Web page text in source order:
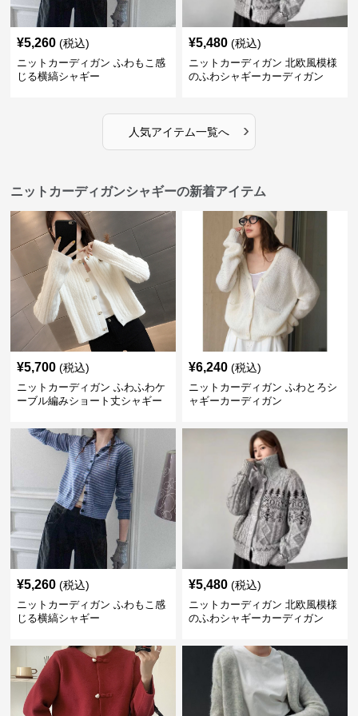
¥5,260 (税込)
ニットカーディガン ふわもこ感
じる横縞シャギー
¥5,480 (税込)
ニットカーディガン 北欧風模様
のふわシャギーカーディガン
人気アイテム一覧へ ›
ニットカーディガンシャギーの新着アイテム
¥5,700 (税込)
ニットカーディガン ふわふわケ
ーブル編みショート丈シャギー
¥6,240 (税込)
ニットカーディガン ふわとろシ
ャギーカーディガン
¥5,260 (税込)
ニットカーディガン ふわもこ感
じる横縞シャギー
¥5,480 (税込)
ニットカーディガン 北欧風模様
のふわシャギーカーディガン